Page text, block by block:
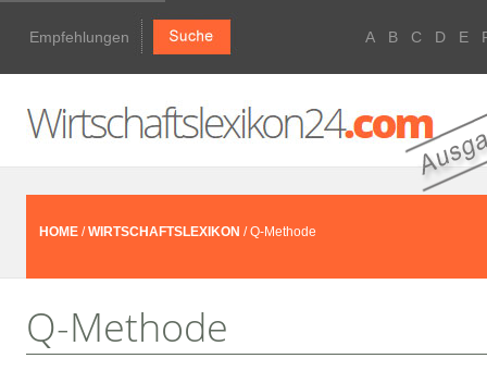
Empfehlungen A B C D E
HOME /WIRTSCHAFTSLEXIKON / Q-Methode
Q-Methode